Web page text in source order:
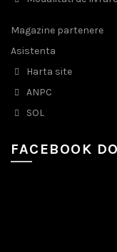
Magazine partenere
Asistenta
Harta site
ANPC
SOL
FACEBOOK